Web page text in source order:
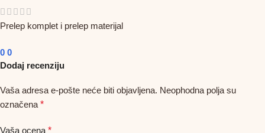
Prelep komplet i prelep materijal
0 0
Dodaj recenziju
Vaša adresa e-pošte neće biti objavljena. Neophodna polja su
označena *
Vaša ocena *